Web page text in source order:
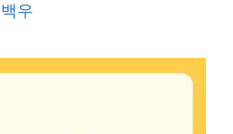
백우